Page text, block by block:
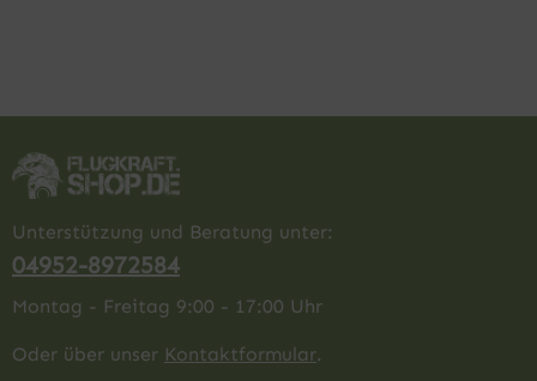
Unterstützung und Beratung unter:
04952-8972584
Montag - Freitag 9:00 - 17:00 Uhr
Oder über unser Kontaktformular.